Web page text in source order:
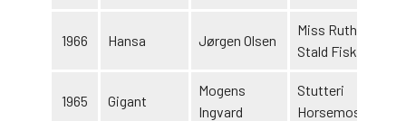
1966 Hansa Jørgen Olsen
Miss Ruth &
Stald Fisk
1965 Gigant
Mogens
Ingvard
Stutteri
Horsemose